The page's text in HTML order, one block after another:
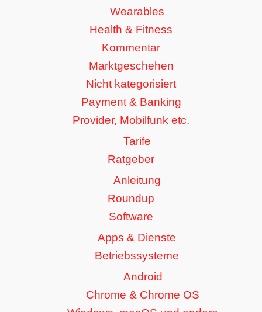
Wearables
Health & Fitness
Kommentar
Marktgeschehen
Nicht kategorisiert
Payment & Banking
Provider, Mobilfunk etc.
Tarife
Ratgeber
Anleitung
Roundup
Software
Apps & Dienste
Betriebssysteme
Android
Chrome & Chrome OS